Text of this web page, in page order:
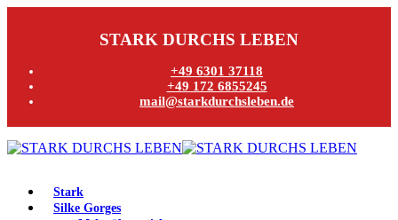
STARK DURCHS LEBEN
+49 6301 37118
+49 172 6855245
mail@starkdurchsleben.de
Stark
Silke Gorges